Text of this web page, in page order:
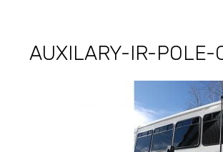
AUXILARY-IR-POLE-